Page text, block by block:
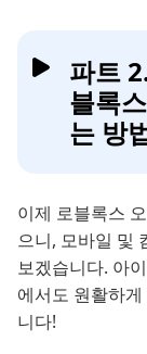
파트
블록
는 방
이제 로블록스
으니, 모바일 및
보겠습니다. 아
에서도 원활하
니다!